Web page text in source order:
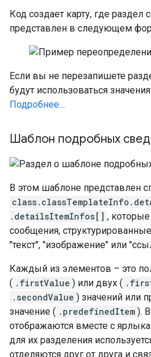
Код создает карту, где раздел
представлен в следующем
Если вы не перезапишете
будут использоваться
Подробнее…
Шаблон подробных
В этом шаблоне представлен
.detailsItemInfos[] ,
сообщения,
"текст", "изображение" или
Каждый из элементов – это
( .firstValue ) или двух (
.secondValue ) значений или
значение ( .predefinedItem ).
отображаются вместе с
для их разделения
отделяются друг от друга и